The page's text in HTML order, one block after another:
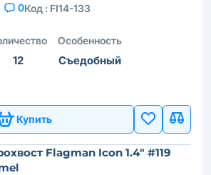
0Код : FI14-133
12
Особенность
Съедобный
Купить
Flagman Icon 1.4" #119